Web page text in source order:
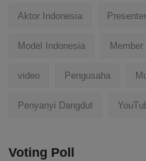
Aktor Indonesia Presenter
Model Indonesia
video Pengusaha
Penyanyi Dangdut
Voting Poll